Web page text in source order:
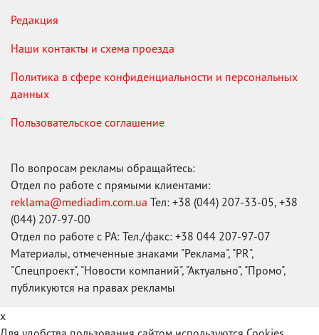
Редакция
Наши контакты и схема проезда
Политика в сфере конфиденциальности и персональных
данных
Пользовательское соглашение
По вопросам рекламы обращайтесь:
Отдел по работе с прямыми клиентами:
reklama@mediadim.com.ua Тел: +38 (044) 207-33-05, +38
(044) 207-97-00
Отдел по работе с РА: Тел./факс: +38 044 207-97-07
Материалы, отмеченные знаками "Реклама", "PR",
"Спецпроект", "Новости компаний", "Актуально", "Промо",
публикуются на правах рекламы
x